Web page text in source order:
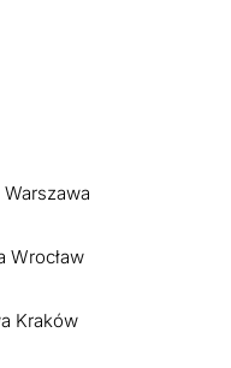
Wrocław
Kraków